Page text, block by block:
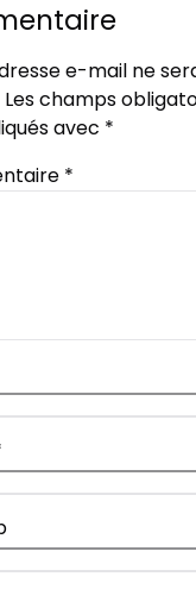
e-mail ne
Les champs
avec *
*